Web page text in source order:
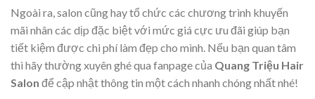
Ngoài ra, salon cũng hay tổ chức các chương trình khuyến
mãi nhân các dịp đặc biệt với mức giá cực ưu đãi giúp bạn
tiết kiệm được chi phí làm đẹp cho mình. Nếu bạn quan tâm
thì hãy thường xuyên ghé qua fanpage của Quang Triệu Hair
Salon để cập nhật thông tin một cách nhanh chóng nhất nhé!